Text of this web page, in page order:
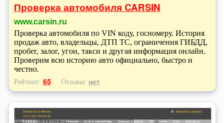
Проверка автомобиля CARSIN
www.carsin.ru
Проверка автомобиля по VIN коду, госномеру. История
продаж авто, владельцы, ДТП ТС, ограничения ГИБДД,
пробег, залог, угон, такси и другая информация онлайн.
Проверим всю историю авто официально, быстро и
честно.
Рейтинг: 65 Отзывы: нет